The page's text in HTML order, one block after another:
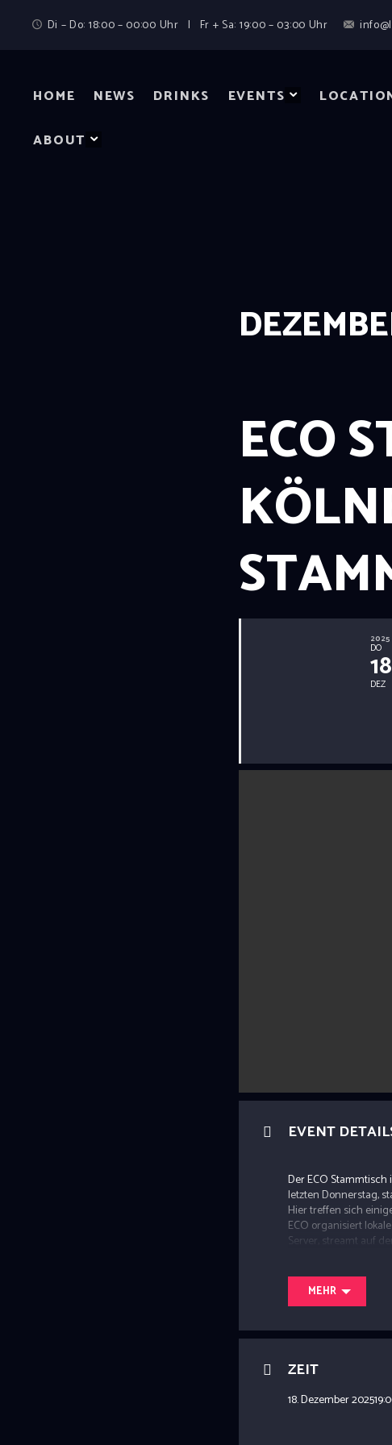
Di – Do: 18:00 – 00:00 Uhr | Fr + Sa: 19:00 – 03:00 Uhr
HOME NEWS DRINKS EVENTS
ABOUT
ECO
2025
DO
18
DEZ
EVENT
Der ECO Stammtisch
letzten Donnerstag,
Hier treffen sich
ECO organisiert
Server, streamt auf
MEHR
ZEIT
18. Dezember 2025